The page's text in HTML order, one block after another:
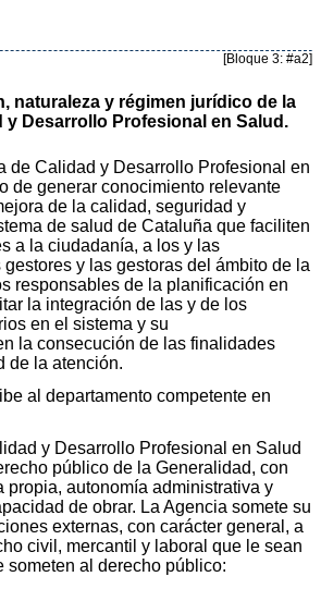
[Bloque 3: #a2]
naturaleza y régimen jurídico de la
y Desarrollo Profesional en Salud.
de Calidad y Desarrollo Profesional en
de generar conocimiento relevante
de la calidad, seguridad y
de salud de Cataluña que faciliten
a la ciudadanía, a los y las
y las gestoras del ámbito de la
responsables de la planificación en
la integración de las y de los
en el sistema y su
la consecución de las finalidades
de la atención.
al departamento competente en
y Desarrollo Profesional en Salud
público de la Generalidad, con
propia, autonomía administrativa y
de obrar. La Agencia somete su
externas, con carácter general, a
civil, mercantil y laboral que le sean
someten al derecho público: